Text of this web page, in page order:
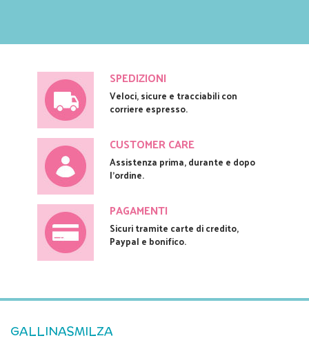
SPEDIZIONI
Veloci, sicure e tracciabili con
corriere espresso.
CUSTOMER CARE
Assistenza prima, durante e dopo
l'ordine.
PAGAMENTI
Sicuri tramite carte di credito,
Paypal e bonifico.
GALLINASMILZA